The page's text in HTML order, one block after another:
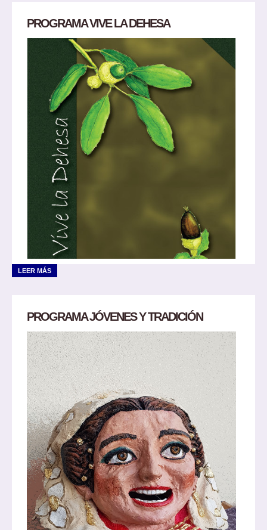
PROGRAMA VIVE LA DEHESA
LEER MÁS
PROGRAMA JÓVENES Y TRADICIÓN